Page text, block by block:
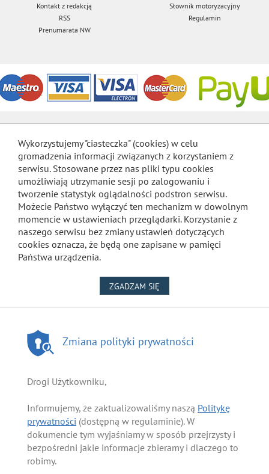
Kontakt z redakcją
Słownik motoryzacyjny
RSS
Regulamin
Prenumarata NW
Wykorzystujemy "ciasteczka" (cookies) w celu
gromadzenia informacji związanych z korzystaniem z
serwisu. Stosowane przez nas pliki typu cookies
umożliwiają utrzymanie sesji po zalogowaniu i
tworzenie statystyk oglądalności podstron serwisu.
Możecie Państwo wyłączyć ten mechanizm w dowolnym
momencie w ustawieniach przeglądarki. Korzystanie z
naszego serwisu bez zmiany ustawień dotyczących
cookies oznacza, że będą one zapisane w pamięci
Państwa urządzenia.
ZGADZAM SIĘ
Zmiana polityki prywatności
Drogi Użytkowniku,
Informujemy, że zaktualizowaliśmy naszą Politykę
prywatności (dostępną w regulaminie). W
dokumencie tym wyjaśniamy w sposób przejrzysty i
bezpośredni jakie informacje zbieramy i dlaczego to
robimy.